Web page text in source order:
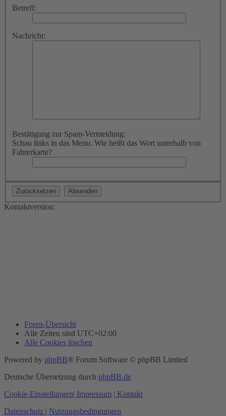
Betreff:
Nachricht:
Bestätigung zur Spam-Vermeidung:
Schau links in das Menu. Wie heißt das Wort unterhalb von
Fahrerkarte?
Kontaktversion:
Foren-Übersicht
Alle Zeiten sind UTC+02:00
Alle Cookies löschen
Powered by phpBB® Forum Software © phpBB Limited
Deutsche Übersetzung durch phpBB.de
Cookie-Einstellungen| Impressum | Kontakt
Datenschutz | Nutzungsbedingungen